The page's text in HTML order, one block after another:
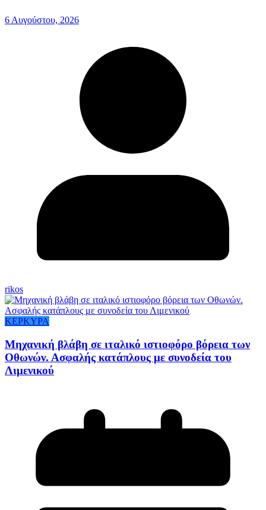
6 Αυγούστου, 2026
rikos
ΚΕΡΚΥΡΑ
Μηχανική βλάβη σε ιταλικό ιστιοφόρο βόρεια των
Οθωνών. Ασφαλής κατάπλους με συνοδεία του
Λιμενικού